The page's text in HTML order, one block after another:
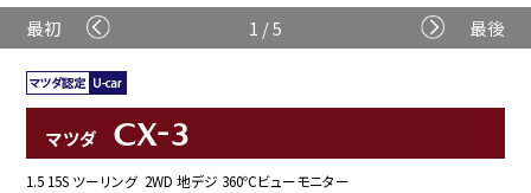
最初 1 / 5 最後
マツダ CX-3
1.5 15S ツーリング 2WD 地デジ 360℃ビューモニター